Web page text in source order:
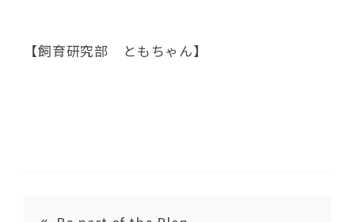
【飼育研究部 ともちゃん】